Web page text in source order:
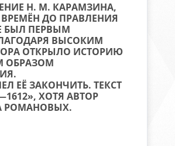
Н. М. КАРАМЗИНА,
ДО ПРАВЛЕНИЯ
БЫЛ ПЕРВЫМ
ВЫСОКИМ
ОТКРЫЛО ИСТОРИЮ
ОБРАЗОМ
ЕЁ ЗАКОНЧИТЬ. ТЕКСТ
ХОТЯ АВТОР
РОМАНОВЫХ.